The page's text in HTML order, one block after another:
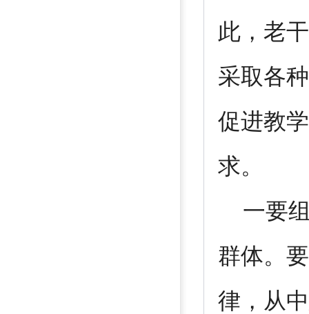
此，老
采取各
促进教
求。
一要组
群体。
律，从